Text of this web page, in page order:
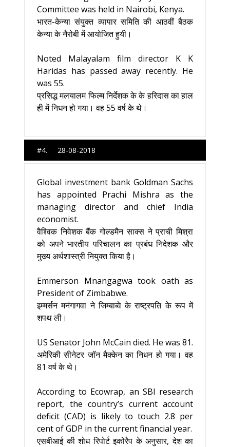
Committee was held in Nairobi, Kenya.
भारत-केन्‍या संयुक्‍त व्‍यापार समिति की आठवीं बैठक
केन्‍या के नैरोबी में आयोजित हुयी।
Noted Malayalam film director K K
Haridas has passed away recently. He
was 55.
प्रसिद्ध मलयालम फिल्म निर्देशक के के हरिदास का हाल
ही में निधन हो गया। वह 55 वर्ष के थे।
#4. 28-08-2018
Global investment bank Goldman Sachs
has appointed Prachi Mishra as the
managing director and chief India
economist.
वैश्विक निवेशक बैंक गोल्डमैन साक्स ने प्राची मिश्रा
को अपने भारतीय परिचालन का प्रबंध निदेशक और
मुख्य अर्थशास्त्री नियुक्त किया है।
Emmerson Mnangagwa took oath as
President of Zimbabwe.
इम्मर्सन मनंगागवा ने जिम्बाब्वे के राष्ट्रपति के रूप में
शपथ ली।
US Senator John McCain died. He was 81.
अमेरिकी सीनेटर जॉन मैक्केन का निधन हो गया। वह
81 वर्ष के थे।
According to Ecowrap, an SBI research
report, the country’s current account
deficit (CAD) is likely to touch 2.8 per
cent of GDP in the current financial year.
एसबीआई की शोध रिपोर्ट इकोरैप के अनुसार, देश का